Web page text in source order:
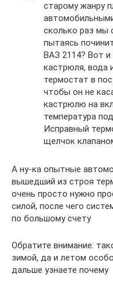
старому жанру
сколько раз мы
пытаясь
ВАЗ 2114? Вот и
кастрюля, вода
термостат в
чтобы он не
кастрюлю на
температура
Исправный
щелчок
А ну-ка опытные
вышедший из строя
очень просто нужно
силой, после чего
по большому счету
Обратите внимание:
зимой, да и летом
дальше узнаете почему